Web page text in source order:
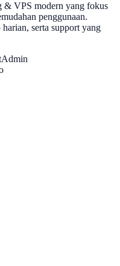
& VPS modern yang fokus
penggunaan.
serta support yang